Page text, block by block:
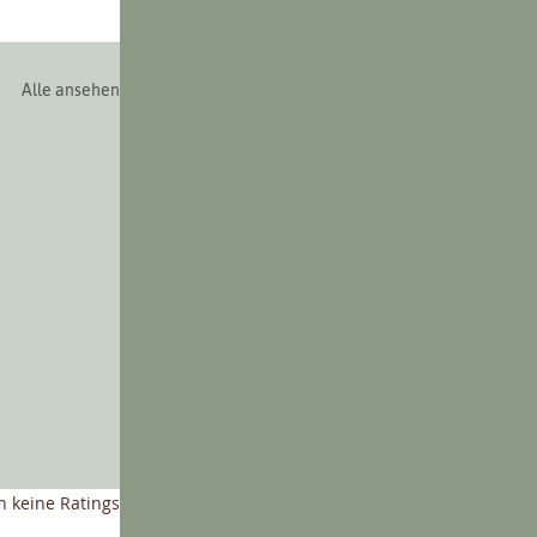
Alle ansehen
bewertet.
keine Ratings